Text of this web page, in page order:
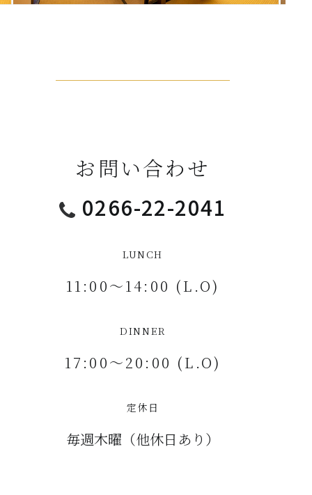
お問い合わせ
0266-22-2041
LUNCH
11:00〜14:00 (L.O)
DINNER
17:00〜20:00 (L.O)
定休日
毎週木曜（他休日あり）